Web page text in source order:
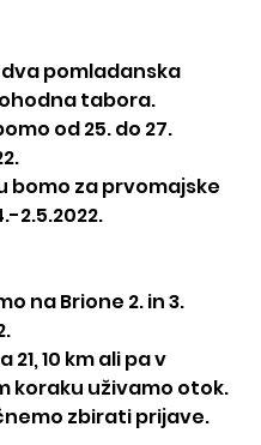
pomladanska
tabora.
od 25. do 27.
bomo za prvomajske
2.5.2022.
na Brione 2. in 3.
21, 10 km ali pa v
koraku uživamo otok.
zbirati prijave.